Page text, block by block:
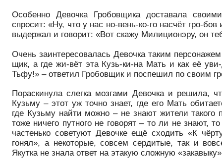
Особенно Девочка Гробовщика доставала
спросит: «Ну, что у нас но-вень-ко-го насчёт гро-
выдержал и говорит: «Вот скажу Милиционэру, он
Очень заинтересовалась Девочка таким
щик, а где жи-вёт эта Кузь-ки-на Мать и как её
Тьфу!» – ответил Гробовщик и поспешил по своим
Пораскинула слегка мозгами Девочка и решила,
Кузьму – этот уж точно знает, где его Мать
где Кузьму найти можно – не знают жители
тоже ничего путного не говорят – то ли не знают,
частенько советуют Девочке ещё сходить «К
гонял», а некоторые, совсем сердитые, так и
Якутка не знала ответ на этакую сложную